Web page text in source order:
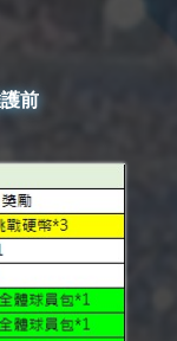
前